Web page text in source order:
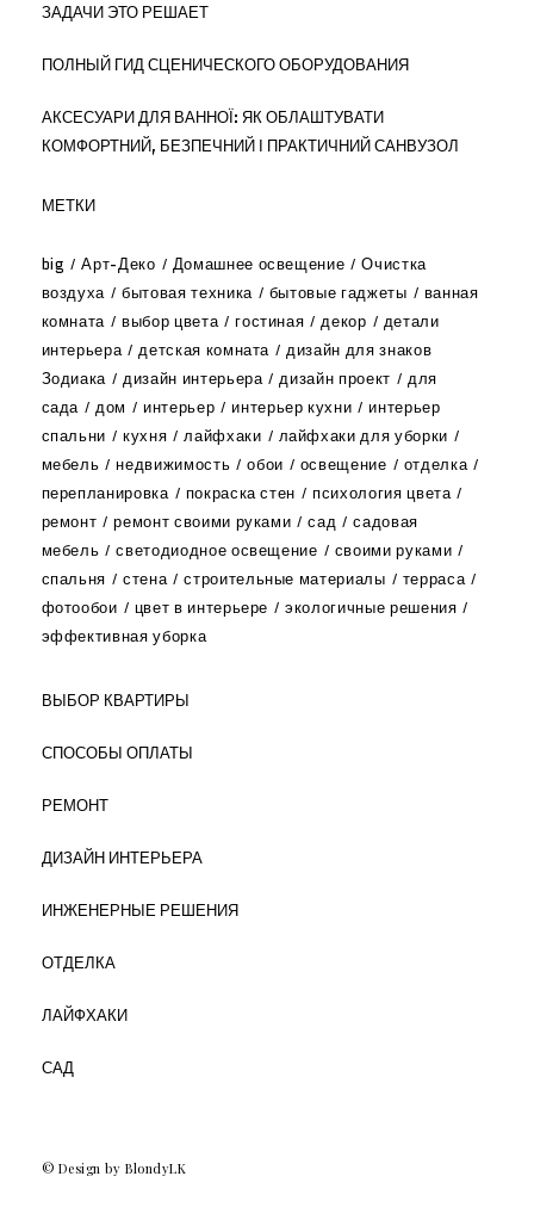
ЗАДАЧИ ЭТО РЕШАЕТ
ПОЛНЫЙ ГИД СЦЕНИЧЕСКОГО ОБОРУДОВАНИЯ
АКСЕСУАРИ ДЛЯ ВАННОЇ: ЯК ОБЛАШТУВАТИ
КОМФОРТНИЙ, БЕЗПЕЧНИЙ І ПРАКТИЧНИЙ САНВУЗОЛ
МЕТКИ
big Арт-Деко Домашнее освещение
Очистка
воздуха
бытовая техника бытовые гаджеты
ванная
комната
выбор цвета гостиная декор
детали
интерьера
детская комната
дизайн для знаков
Зодиака
дизайн интерьера дизайн проект
для
сада
дом интерьер интерьер кухни
интерьер
спальни
кухня лайфхаки
лайфхаки для уборки
мебель
недвижимость обои освещение
отделка
перепланировка
покраска стен
психология цвета
ремонт
ремонт своими руками сад
садовая
мебель
светодиодное освещение
своими руками
спальня
стена строительные материалы
терраса
фотообои
цвет в интерьере
экологичные решения
эффективная уборка
ВЫБОР КВАРТИРЫ
СПОСОБЫ ОПЛАТЫ
РЕМОНТ
ДИЗАЙН ИНТЕРЬЕРА
ИНЖЕНЕРНЫЕ РЕШЕНИЯ
ОТДЕЛКА
ЛАЙФХАКИ
САД
© Design by BlondyLK